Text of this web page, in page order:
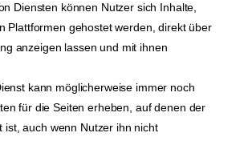
Diensten können Nutzer sich Inhalte,
Plattformen gehostet werden, direkt über
anzeigen lassen und mit ihnen
kann möglicherweise immer noch
für die Seiten erheben, auf denen der
ist, auch wenn Nutzer ihn nicht